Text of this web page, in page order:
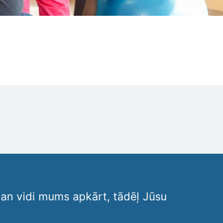
vidi mums apkārt, tādēļ Jūsu